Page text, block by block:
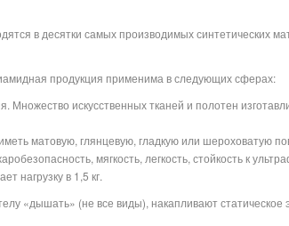
в десятки самых производимых синтетических
продукция применима в следующих сферах:
искусственных тканей и полотен
матовую, глянцевую, гладкую или шероховатую
мягкость, легкость, стойкость к
нагрузку в 1,5 кг.
«дышать» (не все виды), накапливают статическое